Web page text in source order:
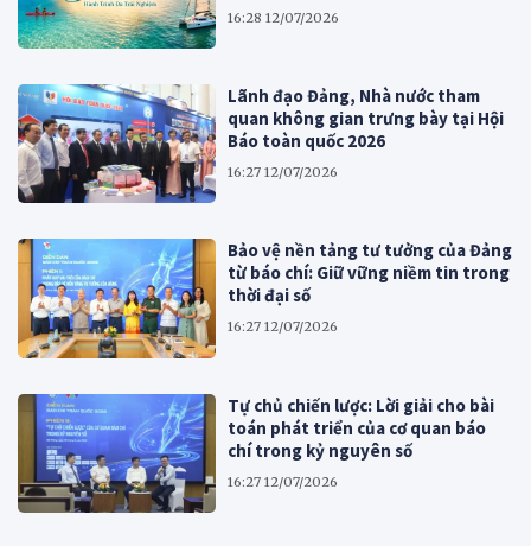
16:28 12/07/2026
Lãnh đạo Đảng, Nhà nước tham
quan không gian trưng bày tại Hội
Báo toàn quốc 2026
16:27 12/07/2026
Bảo vệ nền tảng tư tưởng của Đảng
từ báo chí: Giữ vững niềm tin trong
thời đại số
16:27 12/07/2026
Tự chủ chiến lược: Lời giải cho bài
toán phát triển của cơ quan báo
chí trong kỷ nguyên số
16:27 12/07/2026